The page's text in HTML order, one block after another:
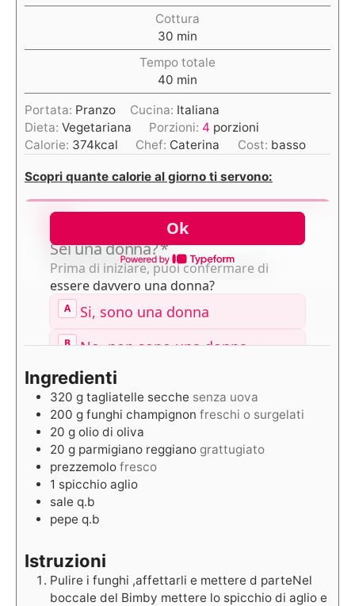
Cottura
30 min
Tempo totale
40 min
Portata: Pranzo Cucina: Italiana
Dieta: Vegetariana Porzioni: 4 porzioni
Calorie: 374kcal Chef: Caterina Cost: basso
Scopri quante calorie al giorno ti servono:
Ingredienti
320 g tagliatelle secche senza uova
200 g funghi champignon freschi o surgelati
20 g olio di oliva
20 g parmigiano reggiano grattugiato
prezzemolo fresco
1 spicchio aglio
sale q.b
pepe q.b
Istruzioni
Pulire i funghi ,affettarli e mettere d parteNel
boccale del Bimby mettere lo spicchio di aglio e